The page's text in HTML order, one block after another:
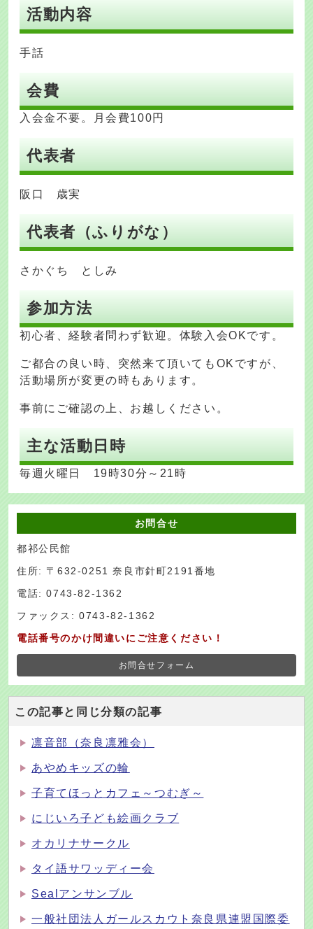
活動内容
手話
会費
入会金不要。月会費100円
代表者
阪口 歳実
代表者（ふりがな）
さかぐち としみ
参加方法
初心者、経験者問わず歓迎。体験入会OKです。
ご都合の良い時、突然来て頂いてもOKですが、
活動場所が変更の時もあります。
事前にご確認の上、お越しください。
主な活動日時
毎週火曜日 19時30分～21時
お問合せ
都祁公民館
住所: 〒632-0251 奈良市針町2191番地
電話: 0743-82-1362
ファックス: 0743-82-1362
電話番号のかけ間違いにご注意ください！
お問合せフォーム
この記事と同じ分類の記事
凛音部（奈良凛雅会）
あやめキッズの輪
子育てほっとカフェ～つむぎ～
にじいろ子ども絵画クラブ
オカリナサークル
タイ語サワッディー会
Sealアンサンブル
一般社団法人ガールスカウト奈良県連盟国際委